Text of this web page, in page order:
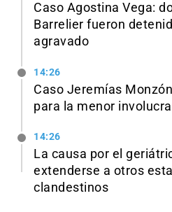
Caso Agostina Vega:
Barrelier fueron
agravado
14:26
Caso Jeremías
para la menor
14:26
La causa por el
extenderse a otros
clandestinos